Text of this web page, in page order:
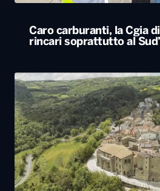
Caro carburanti, la Cgia
rincari soprattutto al